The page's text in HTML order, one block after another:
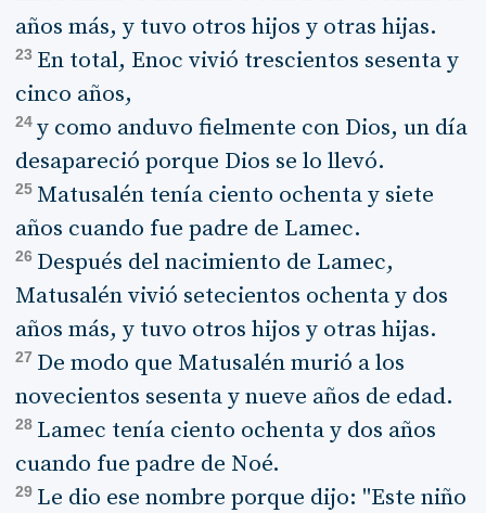
años más, y tuvo otros hijos y otras hijas.
23 En total, Enoc vivió trescientos sesenta y
cinco años,
24 y como anduvo fielmente con Dios, un día
desapareció porque Dios se lo llevó.
25 Matusalén tenía ciento ochenta y siete
años cuando fue padre de Lamec.
26 Después del nacimiento de Lamec,
Matusalén vivió setecientos ochenta y dos
años más, y tuvo otros hijos y otras hijas.
27 De modo que Matusalén murió a los
novecientos sesenta y nueve años de edad.
28 Lamec tenía ciento ochenta y dos años
cuando fue padre de Noé.
29 Le dio ese nombre porque dijo: "Este niño